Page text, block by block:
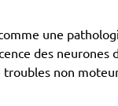
une
des
non